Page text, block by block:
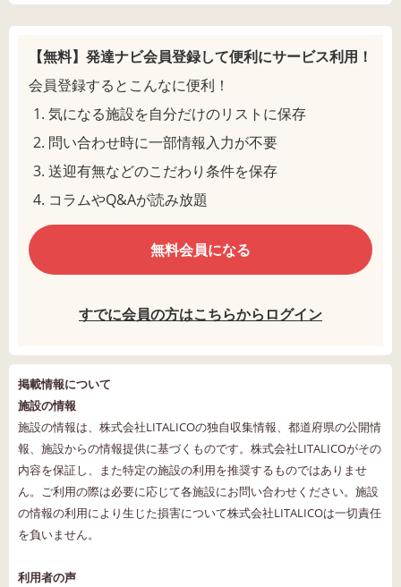
【無料】発達ナビ会員登録して便利にサービス利用！
会員登録するとこんなに便利！
気になる施設を自分だけのリストに保存
問い合わせ時に一部情報入力が不要
送迎有無などのこだわり条件を保存
コラムやQ&Aが読み放題
無料会員になる
すでに会員の方はこちらからログイン
掲載情報について
施設の情報
施設の情報は、株式会社LITALICOの独自収集情報、都道府県の公開情
報、施設からの情報提供に基づくものです。株式会社LITALICOがその
内容を保証し、また特定の施設の利用を推奨するものではありませ
ん。ご利用の際は必要に応じて各施設にお問い合わせください。施設
の情報の利用により生じた損害について株式会社LITALICOは一切責任
を負いません。
利用者の声